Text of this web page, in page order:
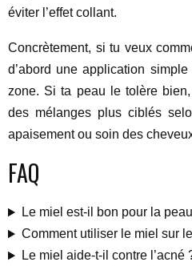
éviter l’effet collant.
Concrètement, si tu veux
d’abord une application
zone. Si ta peau le tolère
des mélanges plus ciblés
apaisement ou soin des
FAQ
Le miel est-il bon pour la
Comment utiliser le miel sur
Le miel aide-t-il contre l’acné